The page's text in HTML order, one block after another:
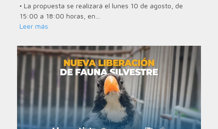
• La propuesta se realizará el lunes 10 de agosto, de
15:00 a 18:00 horas, en…
Leer más